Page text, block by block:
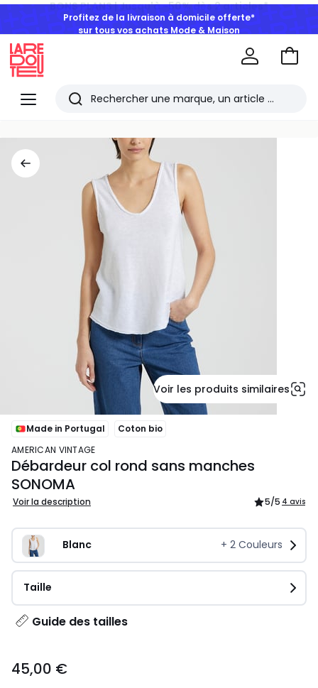
Profitez de la livraison à domicile offerte*
sur tous vos achats Mode & Maison
Menu
Redoute
Rechercher
derniers
articles
consultés
Aller
Voir les produits similaires
Made in Portugal
Coton bio
AMERICAN VINTAGE
Débardeur col rond sans manches
SONOMA
Voir la description 5/5 4 avis
Blanc + 2 Couleurs
Taille
Guide des tailles
€.
45,00 €